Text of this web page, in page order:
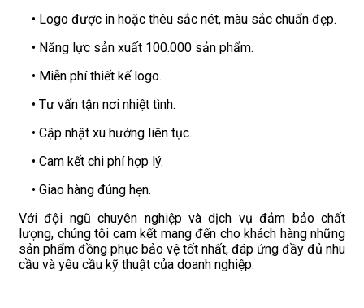
• Logo được in hoặc thêu sắc nét, màu sắc chuẩn đẹp.
• Năng lực sản xuất 100.000 sản phẩm.
• Miễn phí thiết kế logo.
• Tư vấn tận nơi nhiệt tình.
• Cập nhật xu hướng liên tục.
• Cam kết chi phí hợp lý.
• Giao hàng đúng hẹn.
Với đội ngũ chuyên nghiệp và dịch vụ đảm bảo chất
lượng, chúng tôi cam kết mang đến cho khách hàng những
sản phẩm đồng phục bảo vệ tốt nhất, đáp ứng đầy đủ nhu
cầu và yêu cầu kỹ thuật của doanh nghiệp.